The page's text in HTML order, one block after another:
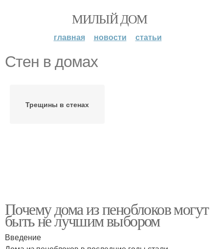
МИЛЫЙ ДОМ
главная новости статьи
Стен в домах
Трещины в стенах
Почему дома из пеноблоков могут
быть не лучшим выбором
Введение